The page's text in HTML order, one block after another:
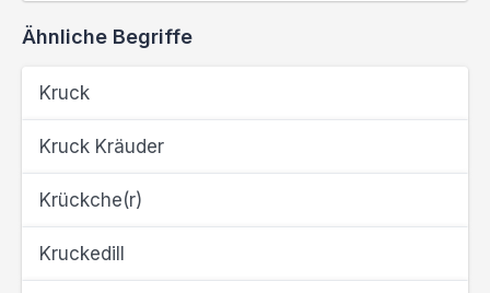
Ähnliche Begriffe
Kruck
Kruck Kräuder
Krückche(r)
Kruckedill